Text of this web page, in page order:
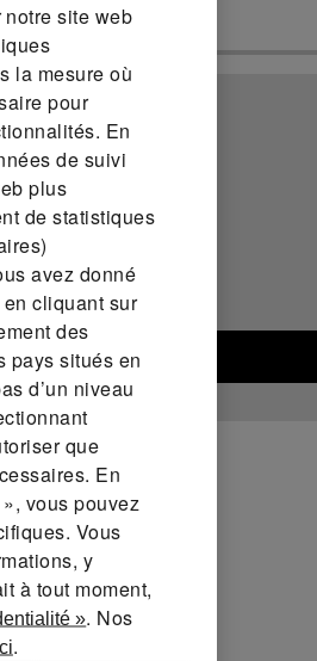
en ligne
site web
la mesure où
pour
En
de suivi
plus
de statistiques
avez donné
cliquant sur
des
pays situés en
d’un niveau
que
En
vous pouvez
Vous
y
à tout moment,
». Nos
.